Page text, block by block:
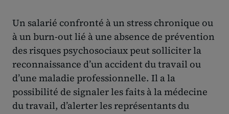
Un salarié confronté à un stress chronique ou
à un burn-out lié à une absence de prévention
des risques psychosociaux peut solliciter la
reconnaissance d’un accident du travail ou
d’une maladie professionnelle. Il a la
possibilité de signaler les faits à la médecine
du travail, d’alerter les représentants du